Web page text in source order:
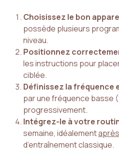
Choisissez le bon
possède plusieurs
niveau.
Positionnez
les instructions pour
ciblée.
Définissez la fréquence
par une fréquence basse
progressivement.
Intégrez-le à votre
semaine, idéalement
d’entraînement classique.